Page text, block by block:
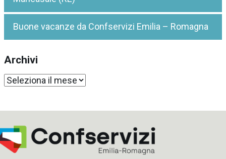
Buone vacanze da Confservizi Emilia – Romagna
Archivi
Archivi